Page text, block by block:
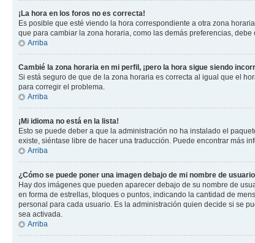
¡La hora en los foros no es correcta!
Es posible que esté viendo la hora correspondiente a otra zona
que para cambiar la zona horaria, como las demás preferencias,
Arriba
Cambié la zona horaria en mi perfil, ¡pero la hora sigue siendo
Si está seguro de que de la zona horaria es correcta al igual que el
para corregir el problema.
Arriba
¡Mi idioma no está en la lista!
Esto se puede deber a que la administración no ha instalado el
existe, siéntase libre de hacer una traducción. Puede encontrar más
Arriba
¿Cómo se puede poner una imagen debajo de mi nombre de
Hay dos imágenes que pueden aparecer debajo de su nombre de
en forma de estrellas, bloques o puntos, indicando la cantidad de
personal para cada usuario. Es la administración quien decide si se
sea activada.
Arriba